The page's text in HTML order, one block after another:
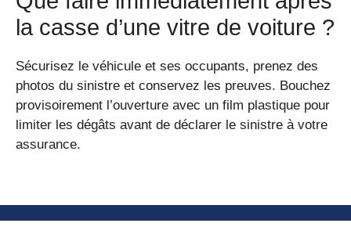
la casse d’une vitre de voiture ?
Sécurisez le véhicule et ses occupants, prenez des
photos du sinistre et conservez les preuves. Bouchez
provisoirement l’ouverture avec un film plastique pour
limiter les dégâts avant de déclarer le sinistre à votre
assurance.